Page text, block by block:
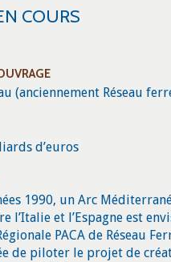
COURS
(anciennement Réseau
d’euros
1990, un Arc
l’Italie et l’Espagne est
PACA de Réseau
de piloter le projet de